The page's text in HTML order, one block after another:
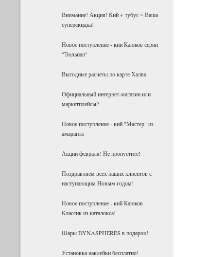
Внимание! Акция! Кий + тубус = Ваша
суперскидка!
Новое поступление - кии Каюков серии
"Тюльпан"
Выгодные расчеты по карте Халва
Официальный интернет-магазин или
маркетплейсы?
Новое поступление - кий "Мастер" из
амаранта
Акции февраля! Не пропустите!
Поздравляем всех наших клиентов с
наступающим Новым годом!
Новое поступление - кий Каюков
Классик из каталокса!
Шары DYNASPHERES в подарок!
Установка наклейки бесплатно!